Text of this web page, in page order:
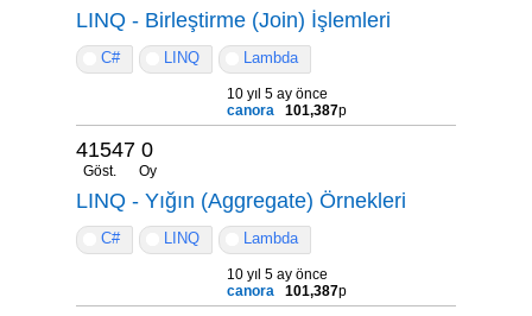
LINQ - Birleştirme (Join) İşlemleri
C# LINQ Lambda
10 yıl 5 ay önce
canora
101,387p
41547
Göst.
0
Oy
LINQ - Yığın (Aggregate) Örnekleri
C# LINQ Lambda
10 yıl 5 ay önce
canora
101,387p